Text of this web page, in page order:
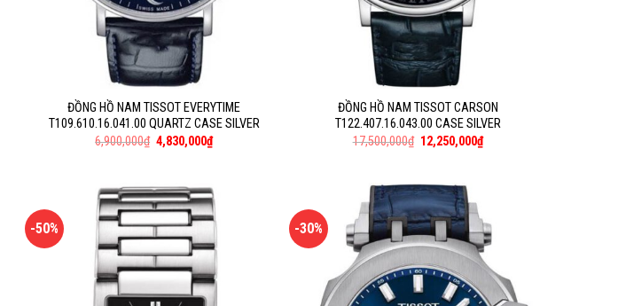
ĐỒNG HỒ NAM TISSOT EVERYTIME
T109.610.16.041.00 QUARTZ CASE SILVER
6,900,000₫ 4,830,000₫
ĐỒNG HỒ NAM TISSOT CARSON
T122.407.16.043.00 CASE SILVER
17,500,000₫ 12,250,000₫
-50% -30%